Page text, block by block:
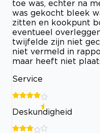
toe was, echter na
was gekocht bleek
zitten en kookpunt
eventueel
twijfelde zijn niet
niet vermeld in
maar heeft niet
Service
Deskundigheid